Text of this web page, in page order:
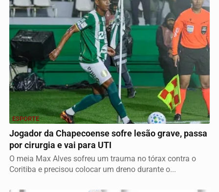
ESPORTE
Jogador da Chapecoense sofre lesão grave, passa
por cirurgia e vai para UTI
O meia Max Alves sofreu um trauma no tórax contra o
Coritiba e precisou colocar um dreno durante o...